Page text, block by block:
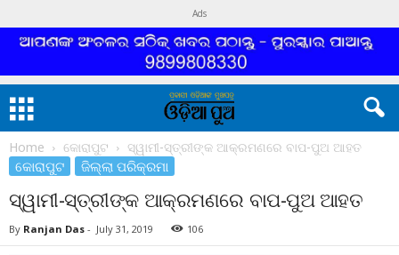
Ads
Home କୋରାପୁଟ ସ୍ୱାମୀ-ସ୍ତ୍ରୀଙ୍କ ଆକ୍ରମଣରେ ବାପ-ପୁଅ ଆହତ
କୋରାପୁଟ ଜିଲ୍ଲା ପରିକ୍ରମା
ସ୍ୱାମୀ-ସ୍ତ୍ରୀଙ୍କ ଆକ୍ରମଣରେ ବାପ-ପୁଅ ଆହତ
By Ranjan Das - July 31, 2019 106